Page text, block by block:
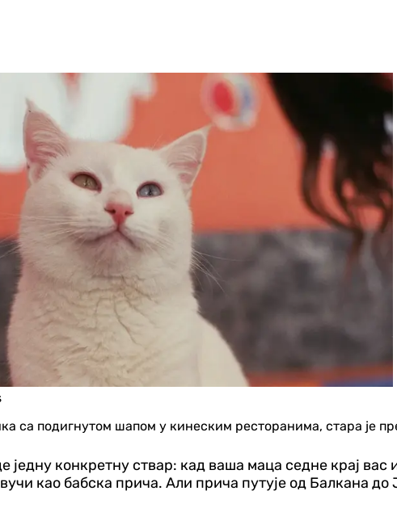
са подигнутом шапом у кинеским ресторанима, стара је
једну конкретну ствар: кад ваша маца седне крај
као бабска прича. Али прича путује од Балкана до